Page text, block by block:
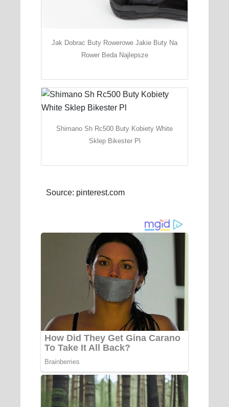
Jak Dobrac Buty Rowerowe Jakie Buty Na
Rower Beda Najlepsze
Shimano Sh Rc500 Buty Kobiety White
Sklep Bikester Pl
Source: pinterest.com